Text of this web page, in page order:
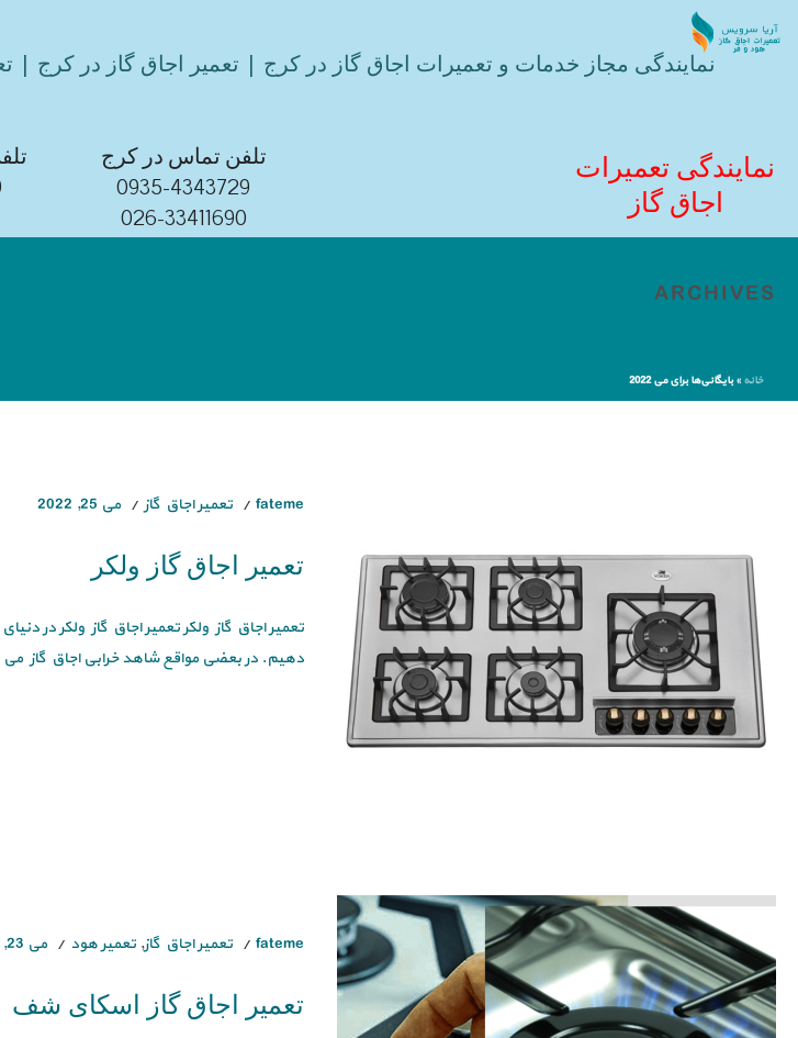
نمایندگی مجاز خدمات و تعمیرات اجاق گاز در کرج | تعمیر اجاق گاز در کرج |
تلفن تماس در کرج
0935-4343729
026-33411690
نمایندگی تعمیرات
اجاق گاز
ARCHIVES
خانه »بایگانی‌ها برای می 2022
fateme تعمیر اجاق گاز می 25, 2022
تعمیر اجاق گاز ولکر
تعمیر اجاق گاز ولکر تعمیر اجاق گاز ولکر در
دهیم. در بعضی مواقع شاهد خرابی اجاق گاز می
fateme تعمیر اجاق گاز, تعمیر هود می 23, 2022
تعمیر اجاق گاز اسکای شف